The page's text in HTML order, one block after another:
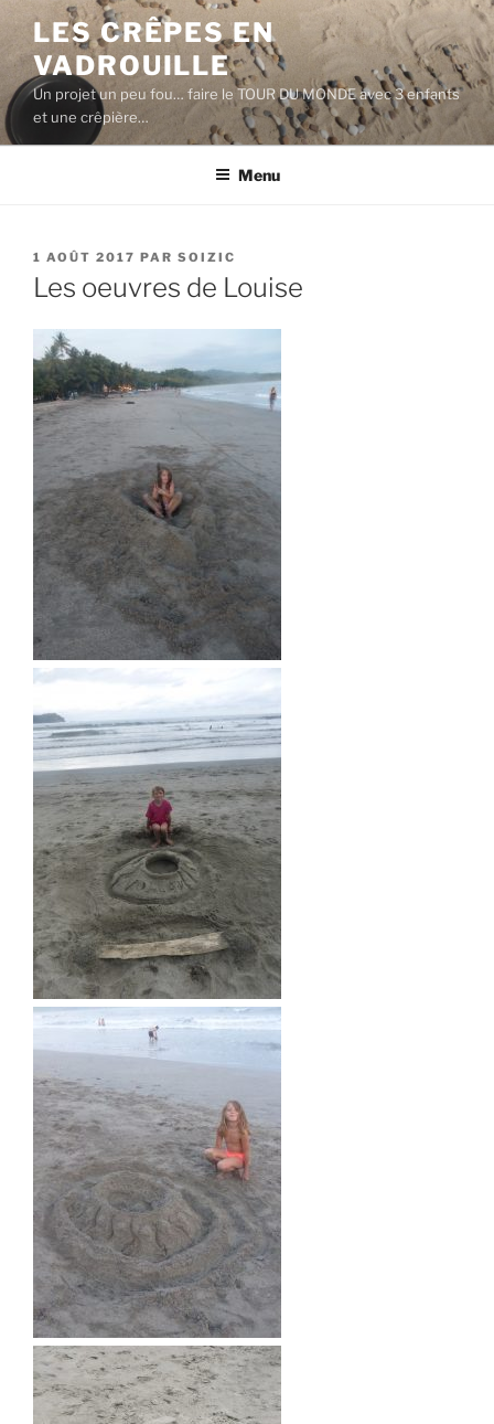
contenu
principal
LES CRÊPES EN
VADROUILLE
Un projet un peu fou… faire le TOUR DU MONDE avec 3 enfants
et une crêpière…
Menu
PUBLIÉ
LE
1 AOÛT 2017 PAR SOIZIC
Les oeuvres de Louise